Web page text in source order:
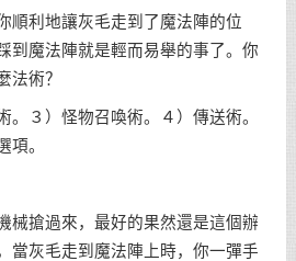
利地讓灰毛走到了魔法陣的位
到魔法陣就是輕而易舉的事了。你
法術？
。３）怪物召喚術。４）傳送術。
項。
搶過來，最好的果然還是這個辦
當灰毛走到魔法陣上時，你一彈手